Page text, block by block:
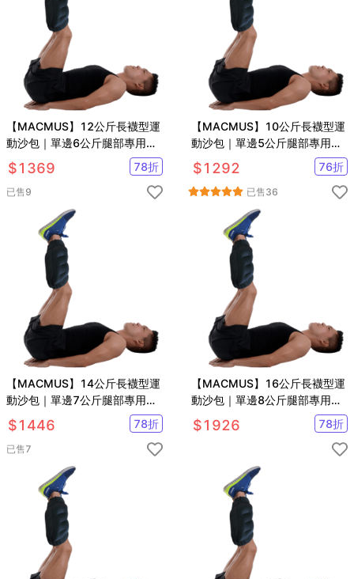
【MACMUS】12公斤長襪型運
動沙包｜單邊6公斤腿部專用負
重沙袋｜適合健走、慢跑等運動
$1369 78折
已售9
【MACMUS】10公斤長襪型運
動沙包｜單邊5公斤腿部專用負
重沙袋｜適合健走、慢跑等運動
$1292 76折
已售36
【MACMUS】14公斤長襪型運
動沙包｜單邊7公斤腿部專用負
重沙袋｜適合健走、慢跑等運動
$1446 78折
已售7
【MACMUS】16公斤長襪型運
動沙包｜單邊8公斤腿部專用負
重沙袋｜適合健走、慢跑等運動
$1926 78折